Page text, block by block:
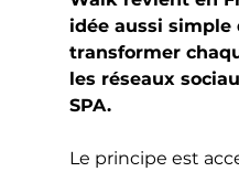
idée aussi simple
transformer
les réseaux
SPA.
Le principe est